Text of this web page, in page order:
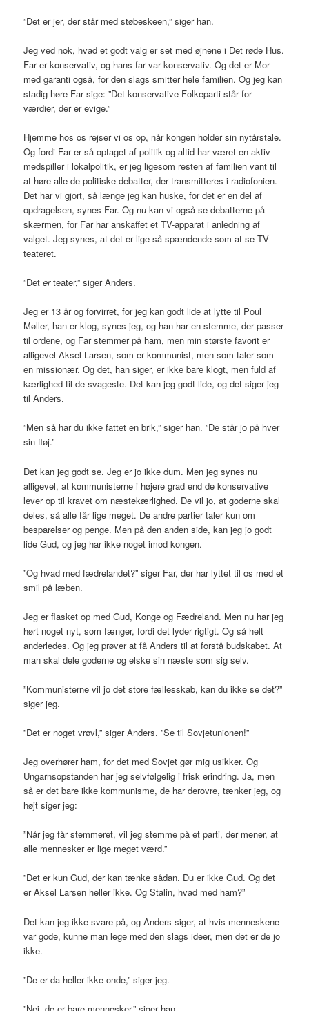
”Det er jer, der står med støbeskeen,” siger han.
Jeg ved nok, hvad et godt valg er set med øjnene i Det røde Hus.
Far er konservativ, og hans far var konservativ. Og det er Mor
med garanti også, for den slags smitter hele familien. Og jeg kan
stadig høre Far sige: ”Det konservative Folkeparti står for
værdier, der er evige.”
Hjemme hos os rejser vi os op, når kongen holder sin nytårstale.
Og fordi Far er så optaget af politik og altid har været en aktiv
medspiller i lokalpolitik, er jeg ligesom resten af familien vant til
at høre alle de politiske debatter, der transmitteres i radiofonien.
Det har vi gjort, så længe jeg kan huske, for det er en del af
opdragelsen, synes Far. Og nu kan vi også se debatterne på
skærmen, for Far har anskaffet et TV-apparat i anledning af
valget. Jeg synes, at det er lige så spændende som at se TV-
teateret.
”Deterteater,” siger Anders.
Jeg er 13 år og forvirret, for jeg kan godt lide at lytte til Poul
Møller, han er klog, synes jeg, og han har en stemme, der passer
til ordene, og Far stemmer på ham, men min største favorit er
alligevel Aksel Larsen, som er kommunist, men som taler som
en missionær. Og det, han siger, er ikke bare klogt, men fuld af
kærlighed til de svageste. Det kan jeg godt lide, og det siger jeg
til Anders.
”Men så har du ikke fattet en brik,” siger han. ”De står jo på hver
sin fløj.”
Det kan jeg godt se. Jeg er jo ikke dum. Men jeg synes nu
alligevel, at kommunisterne i højere grad end de konservative
lever op til kravet om næstekærlighed. De vil jo, at goderne skal
deles, så alle får lige meget. De andre partier taler kun om
besparelser og penge. Men på den anden side, kan jeg jo godt
lide Gud, og jeg har ikke noget imod kongen.
”Og hvad med fædrelandet?” siger Far, der har lyttet til os med et
smil på læben.
Jeg er flasket op med Gud, Konge og Fædreland. Men nu har jeg
hørt noget nyt, som fænger, fordi det lyder rigtigt. Og så helt
anderledes. Og jeg prøver at få Anders til at forstå budskabet. At
man skal dele goderne og elske sin næste som sig selv.
”Kommunisterne vil jo det store fællesskab, kan du ikke se det?”
siger jeg.
”Det er noget vrøvl,” siger Anders. ”Se til Sovjetunionen!”
Jeg overhører ham, for det med Sovjet gør mig usikker. Og
Ungarnsopstanden har jeg selvfølgelig i frisk erindring. Ja, men
så er det bare ikke kommunisme, de har derovre, tænker jeg, og
højt siger jeg:
”Når jeg får stemmeret, vil jeg stemme på et parti, der mener, at
alle mennesker er lige meget værd.”
”Det er kun Gud, der kan tænke sådan. Du er ikke Gud. Og det
er Aksel Larsen heller ikke. Og Stalin, hvad med ham?”
Det kan jeg ikke svare på, og Anders siger, at hvis menneskene
var gode, kunne man lege med den slags ideer, men det er de jo
ikke.
”De er da heller ikke onde,” siger jeg.